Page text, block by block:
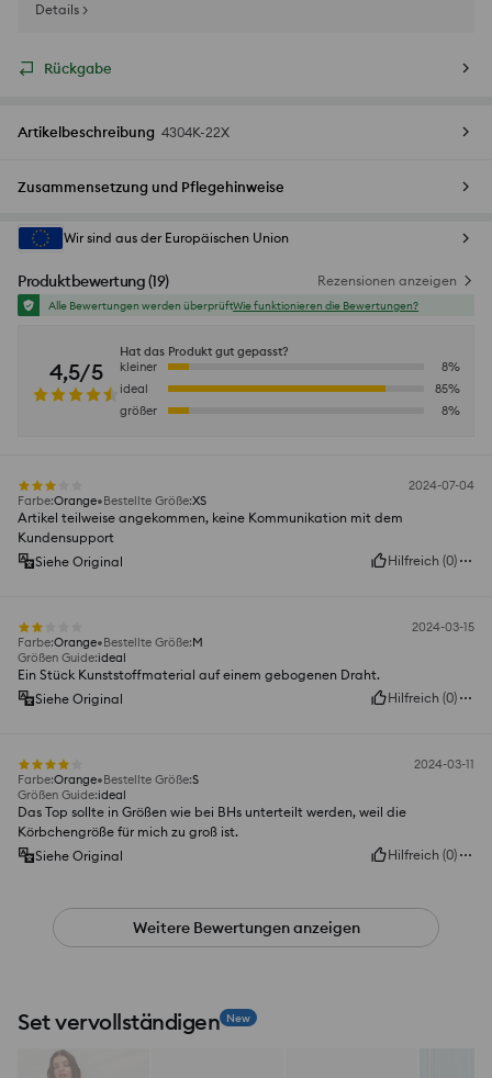
Details >
Rückgabe
Artikelbeschreibung 4304K-22X
Zusammensetzung und Pflegehinweise
Wir sind aus der Europäischen Union
Produktbewertung(19) Rezensionen anzeigen
Alle Bewertungen werden überprüftWie funktionieren die Bewertungen?
4,5/5
Hat das Produkt gut gepasst?
kleiner
8%
ideal
85%
größer
8%
2024-07-04
Farbe:Orange Bestellte Größe:XS
Artikel teilweise angekommen, keine Kommunikation mit dem
Kundensupport
Siehe Original
Hilfreich (0)
2024-03-15
Farbe:Orange Bestellte Größe:M
Größen Guide:ideal
Ein Stück Kunststoffmaterial auf einem gebogenen Draht.
Siehe Original
Hilfreich (0)
2024-03-11
Farbe:Orange Bestellte Größe:S
Größen Guide:ideal
Das Top sollte in Größen wie bei BHs unterteilt werden, weil die
Körbchengröße für mich zu groß ist.
Siehe Original
Hilfreich (0)
Weitere Bewertungen anzeigen
Set vervollständigen New